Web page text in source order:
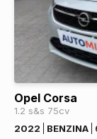
Opel Corsa
1.2 s&s 75cv
2022
BENZINA